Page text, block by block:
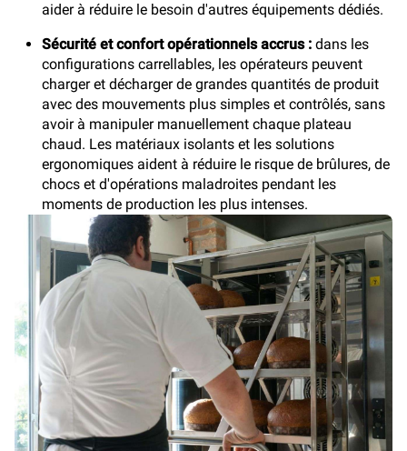
aider à réduire le besoin d'autres équipements dédiés.
Sécurité et confort opérationnels accrus : dans les
configurations carrellables, les opérateurs peuvent
charger et décharger de grandes quantités de produit
avec des mouvements plus simples et contrôlés, sans
avoir à manipuler manuellement chaque plateau
chaud. Les matériaux isolants et les solutions
ergonomiques aident à réduire le risque de brûlures, de
chocs et d'opérations maladroites pendant les
moments de production les plus intenses.